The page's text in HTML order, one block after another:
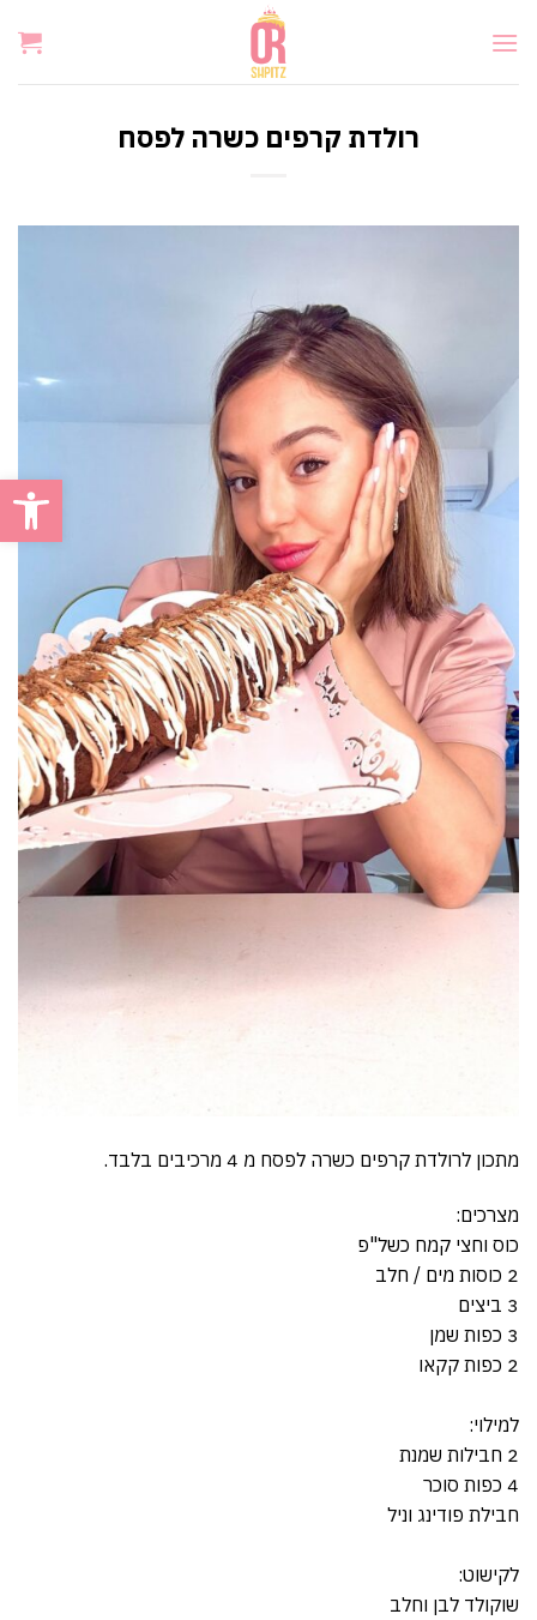
פתח
רולדת קרפים כשרה לפסח
מתכון לרולדת קרפים כשרה לפסח מ 4 מרכיבים בלבד.
מצרכים:
כוס וחצי קמח כשל"פ
2 כוסות מים / חלב
3 ביצים
3 כפות שמן
2 כפות קקאו
למילוי:
2 חבילות שמנת
4 כפות סוכר
חבילת פודינג וניל
לקישוט:
שוקולד לבן וחלב